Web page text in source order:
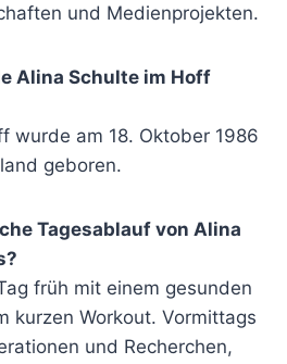
und Medienprojekten.
Alina Schulte im Hoff
wurde am 18. Oktober 1986
geboren.
Tagesablauf von Alina
früh mit einem gesunden
kurzen Workout. Vormittags
und Recherchen,